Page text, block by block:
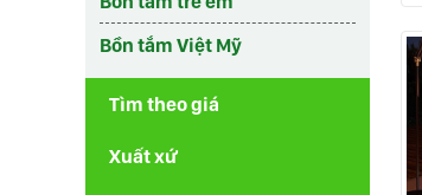
Bồn tắm Việt Mỹ
Tìm theo giá
Xuất xứ